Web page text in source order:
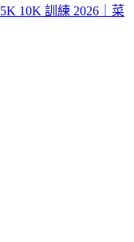
5K 10K 訓練 2026｜菜